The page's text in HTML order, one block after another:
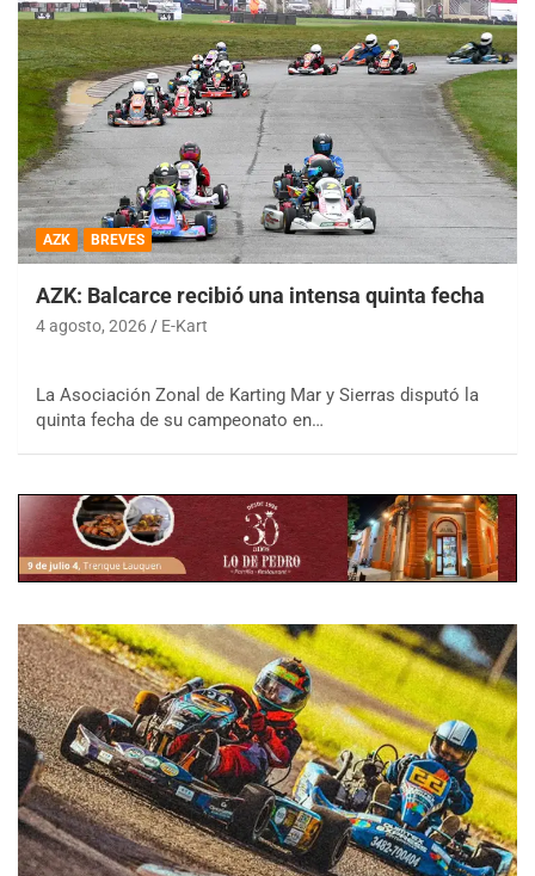
AZK BREVES
AZK: Balcarce recibió una intensa quinta fecha
4 agosto, 2026 E-Kart
La Asociación Zonal de Karting Mar y Sierras disputó la
quinta fecha de su campeonato en…